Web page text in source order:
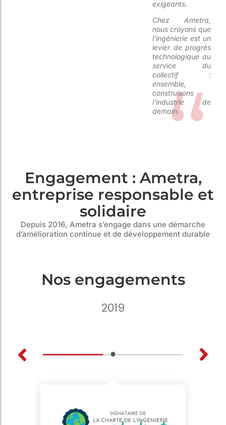
exigeants.
Chez Ametra,
nous croyons que
l’ingénierie est un
levier de progrès
technologique au
service du
collectif:
ensemble,
construisons
l’industrie de
demain.
Engagement : Ametra,
entreprise responsable et
solidaire
Depuis 2016, Ametra s’engage dans une démarche
d’amélioration continue et de développement durable
Nos engagements
2019